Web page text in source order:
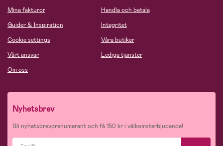
Mina fakturor
Guider & Inspiration
Cookie settings
Vårt ansvar
Om oss
Handla och betala
Integritet
Våra butiker
Lediga tjänster
Nyhetsbrev
Bli nyhetsbrevprenumerant och få 150 kr i välkomsterbjudande!